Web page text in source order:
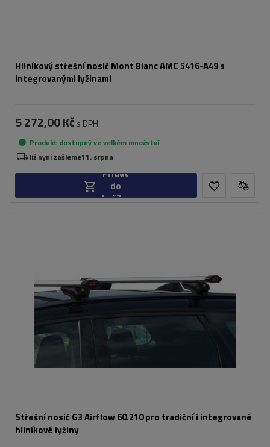
Hliníkový střešní nosič Mont Blanc AMC 5416-A49 s
integrovanými lyžinami
5 272,00 Kč s DPH
Produkt dostupný ve velkém množství
Již nyní zašleme11. srpna
Přidat
do
košíku
Střešní nosič G3 Airflow 60.210 pro tradiční i integrované
hliníkové lyžiny